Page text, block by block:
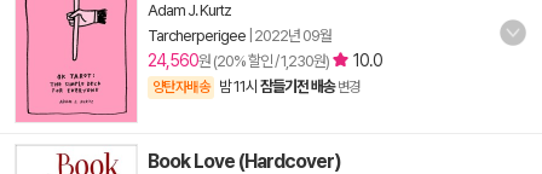
Adam J. Kurtz
Tarcherperigee 2022년 09월
24,560원 (20% 할인 / 1,230원) 10.0
양탄자배송 밤 11시 잠들기전 배송 변경
Book Love (Hardcover)